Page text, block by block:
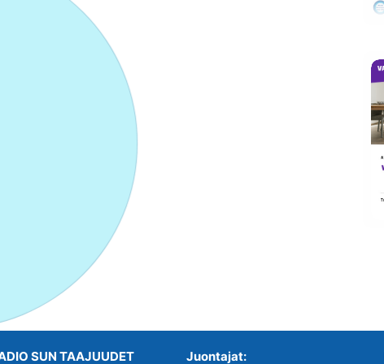
SUN TAAJUUDET Juontajat: